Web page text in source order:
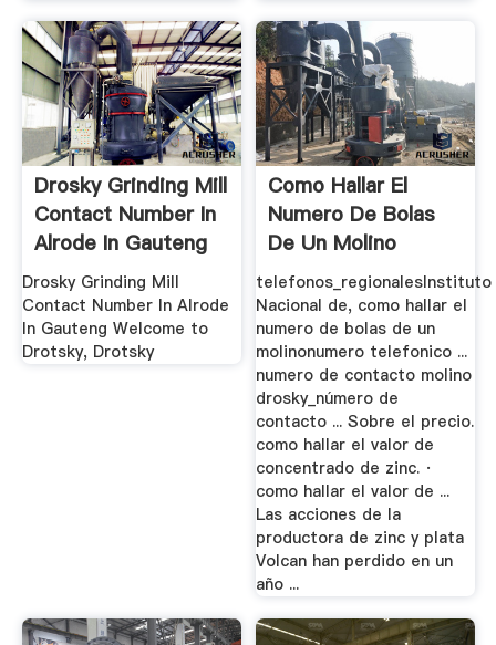
Drosky Grinding Mill
Contact Number In
Alrode In Gauteng
...
Drosky Grinding Mill
Contact Number In Alrode
In Gauteng Welcome to
Drotsky, Drotsky
Como Hallar El
Numero De Bolas
De Un Molino
telefonos_regionalesInstituto
Nacional de, como hallar el
numero de bolas de un
molinonumero telefonico ...
numero de contacto molino
drosky_número de
contacto ... Sobre el precio.
como hallar el valor de
concentrado de zinc. ·
como hallar el valor de ...
Las acciones de la
productora de zinc y plata
Volcan han perdido en un
año ...